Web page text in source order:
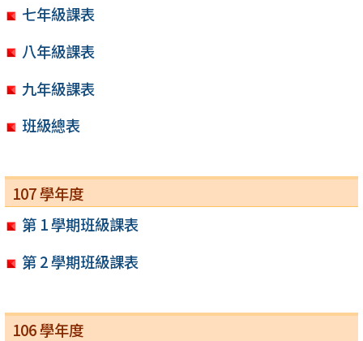
七年級課表
八年級課表
九年級課表
班級總表
107 學年度
第 1 學期班級課表
第 2 學期班級課表
106 學年度